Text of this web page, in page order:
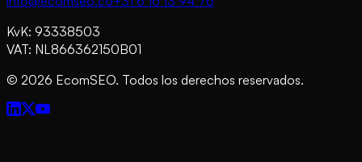
KvK: 93338503
VAT: NL866362150B01
© 2026 EcomSEO. Todos los derechos reservados.